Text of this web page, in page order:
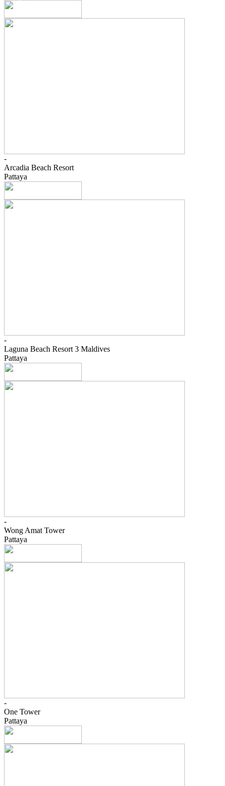
-
Arcadia Beach Resort
Pattaya
-
Laguna Beach Resort 3 Maldives
Pattaya
-
Wong Amat Tower
Pattaya
-
One Tower
Pattaya